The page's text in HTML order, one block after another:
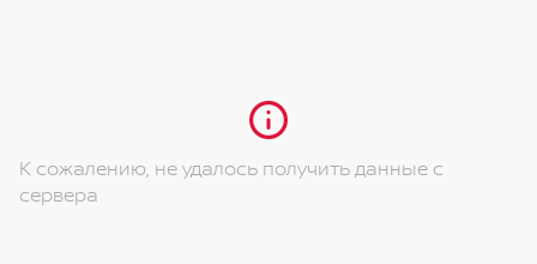
К сожалению, не удалось получить данные с
сервера